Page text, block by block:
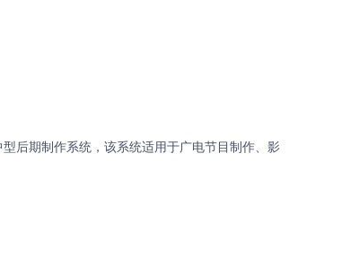
后期制作系统，该系统适用于广电节目制作、影